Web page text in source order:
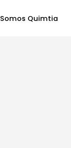
Somos Quimtia